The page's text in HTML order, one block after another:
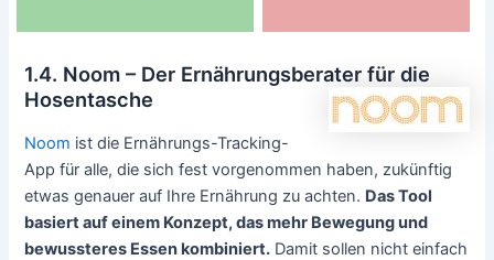
1.4. Noom – Der Ernährungsberater für die
Hosentasche
Noom ist die Ernährungs-Tracking-
App für alle, die sich fest vorgenommen haben, zukünftig
etwas genauer auf Ihre Ernährung zu achten. Das Tool
basiert auf einem Konzept, das mehr Bewegung und
bewussteres Essen kombiniert. Damit sollen nicht einfach